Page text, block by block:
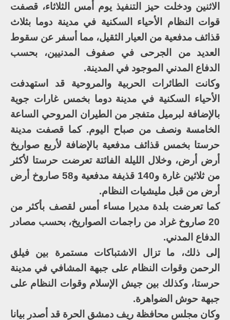
الاثنين ودخلت حيز التنفيذ يوم أمس الثلاثاء، قصفت
قوات النظام الأحياء السكنية في مدينة دوما بثلاث
قذائف مدفعية من العيار الثقيل، مما أسفر عن سقوط
العديد من الجرحى في صفوف المدنيين، بحسب
الدفاع المدني الموجود في المدينة.
وكانت الطائرات الحربية والمروحية قد استهدفت
الأحياء السكنية في مدينة دوما بخمس غارات جوية
بالإضافة لبرميل متفجر من الطيران المروحي الساعة
الخامسة ونصف من صباح اليوم. كما قصفت مدينة
حرستا بخمس قذائف مدفعية بالإضافة لأربع صواريخ
أرض أرض، وخلال الليلة الفائتة تعرضت حرستا لأكثر
من ثلاثين غارة و140 قذيفة مدفعية و58 صاروخ أرض
أرض من قبل مليشيات النظام.
كما تعرضت بلدة مديرا مساء أمس لقصف بأكثر من
20 صاروخ غراد من راجمات الصواريخ، بحسب مصادر
الدفاع المدني.
إلى ذلك، ما تزال الاشتباكات مستمرة بين فيلق
الرحمن وقوات النظام على جبهة المشافي في مدينة
حرستا، وكذلك بين جيش الإسلام وقوات النظام على
جبهة حوش الضواهرة.
وكان مجلس محافظة ريف دمشق الحرة قد أصدر بيانا